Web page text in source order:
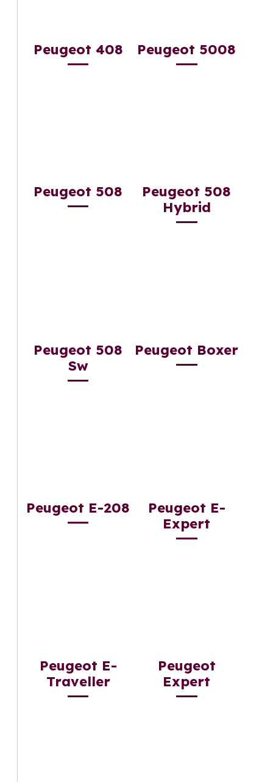
Peugeot 408 Peugeot 5008
Peugeot 508
Peugeot 508
Hybrid
Peugeot 508
Sw
Peugeot Boxer
Peugeot E-208
Peugeot E-
Expert
Peugeot E-
Traveller
Peugeot
Expert